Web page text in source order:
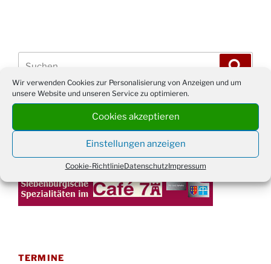
Wir verwenden Cookies zur Personalisierung von Anzeigen und um
unsere Website und unseren Service zu optimieren.
Cookies akzeptieren
Einstellungen anzeigen
Cookie-RichtlinieDatenschutzImpressum
TERMINE